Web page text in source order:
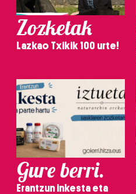
Zozketak
Lazkao Txikik 100 urte!
Gure berri.
Erantzun inkesta eta